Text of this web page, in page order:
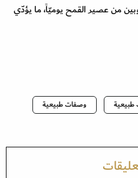
من عصير القمح يوميّاً، ما يؤدّي
وصفات طبيعية